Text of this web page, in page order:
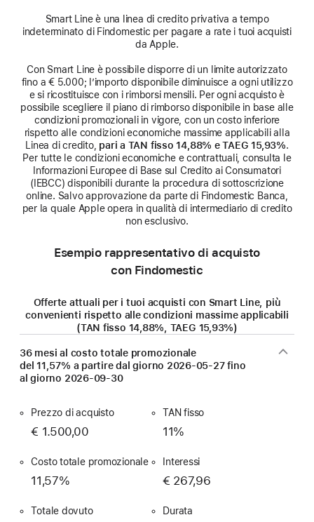
Smart Line è una linea di credito privativa a tempo
indeterminato di Findomestic per pagare a rate i tuoi acquisti
da Apple.
Con Smart Line è possibile disporre di un limite autorizzato
fino a € 5.000; l’importo disponibile diminuisce a ogni utilizzo
e si ricostituisce con i rimborsi mensili. Per ogni acquisto è
possibile scegliere il piano di rimborso disponibile in base alle
condizioni promozionali in vigore, con un costo inferiore
rispetto alle condizioni economiche massime applicabili alla
Linea di credito, pari a TAN fisso 14,88% e TAEG 15,93%.
Per tutte le condizioni economiche e contrattuali, consulta le
Informazioni Europee di Base sul Credito ai Consumatori
(IEBCC) disponibili durante la procedura di sottoscrizione
online. Salvo approvazione da parte di Findomestic Banca,
per la quale Apple opera in qualità di intermediario di credito
non esclusivo.
Esempio rappresentativo di acquisto
con Findomestic
Offerte attuali per i tuoi acquisti con Smart Line, più
convenienti rispetto alle condizioni massime applicabili
(TAN fisso 14,88%, TAEG 15,93%)
36 mesi al costo totale promozionale
del 11,57% a partire dal giorno 2026-05-27fino
al giorno 2026-09-30
Prezzo di acquisto
€ 1.500,00
TAN fisso
11%
Costo totale promozionale
11,57%
Interessi
€ 267,96
Totale dovuto Durata